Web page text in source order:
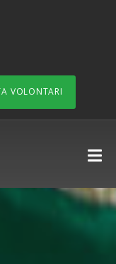
VOLONTARI